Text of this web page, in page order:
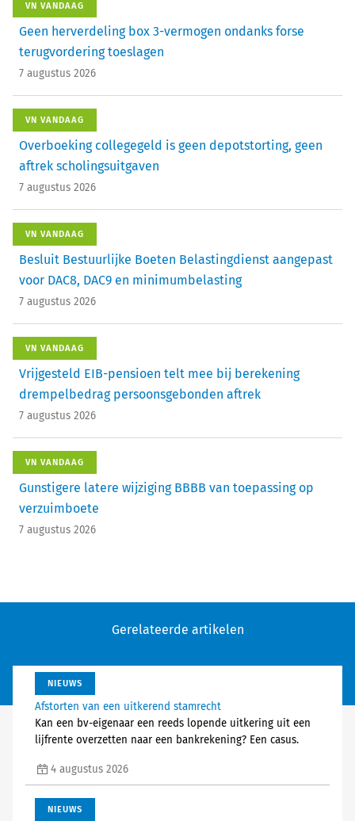
VN VANDAAG
Geen herverdeling box 3-vermogen ondanks forse
terugvordering toeslagen
7 augustus 2026
VN VANDAAG
Overboeking collegegeld is geen depotstorting, geen
aftrek scholingsuitgaven
7 augustus 2026
VN VANDAAG
Besluit Bestuurlijke Boeten Belastingdienst aangepast
voor DAC8, DAC9 en minimumbelasting
7 augustus 2026
VN VANDAAG
Vrijgesteld EIB-pensioen telt mee bij berekening
drempelbedrag persoonsgebonden aftrek
7 augustus 2026
VN VANDAAG
Gunstigere latere wijziging BBBB van toepassing op
verzuimboete
7 augustus 2026
Gerelateerde artikelen
NIEUWS
Afstorten van een uitkerend stamrecht
Kan een bv-eigenaar een reeds lopende uitkering uit een
lijfrente overzetten naar een bankrekening? Een casus.
4 augustus 2026
NIEUWS